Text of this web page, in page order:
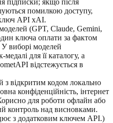
помилкою доступу,
API xAI.
(GPT, Claude, Gemini,
ключа оплати за фактом
виборі моделей
для її каталогу, а
відстежується в
з відкритим кодом локально
конфіденційність, інтернет
для роботи офлайн або
контроль над висновками.
з додатковим ключем API.)